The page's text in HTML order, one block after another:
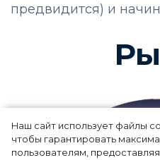
Наш сайт использует файлы
чтобы гарантировать
пользователям,
предвидится) и